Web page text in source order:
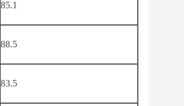
85.1
88.5
83.5